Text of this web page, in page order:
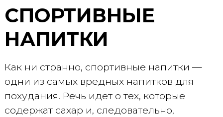
СПОРТИВНЫЕ
НАПИТКИ
Как ни странно, спортивные напитки —
одни из самых вредных напитков для
похудания. Речь идет о тех, которые
содержат сахар и, следовательно,